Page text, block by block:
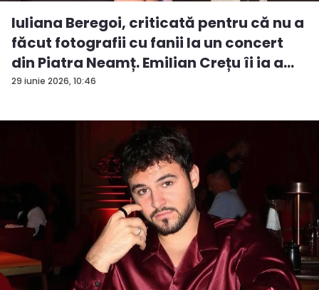
29 iunie 2026, 10:46
Iuliana Beregoi, criticată pentru că nu a
făcut fotografii cu fanii la un concert
din Piatra Neamț. Emilian Crețu îi ia a...